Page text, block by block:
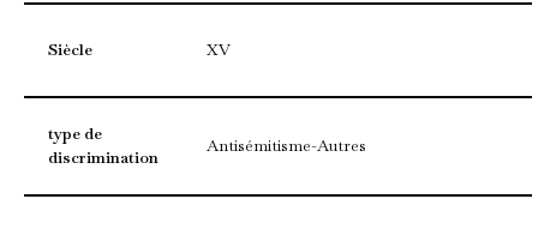
Siècle XV
type de
discrimination
Antisémitisme-Autres